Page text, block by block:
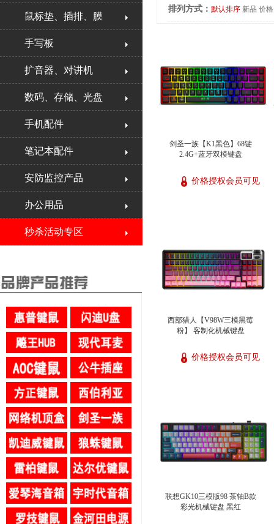
鼠标垫、插排、膜
手写板
扩音器、对讲机
数码、存储、光盘
手机配件
笔记本配件
安防监控产品
办公用品
秒杀活动专区
排列方式： 默认排序 新品 价
剑圣一族【K1黑色】68键
2.4G+蓝牙双模键盘
价格授权会员可见
西部猎人【V98W三模黑莓
粉】 客制化机械键盘
价格授权会员可见
联想GK10三模版98 茶轴B款
彩光机械键盘 黑红